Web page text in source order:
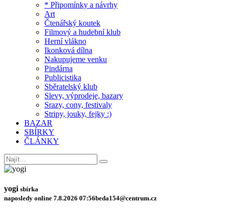
* Připomínky a návrhy
Art
Čtenářský koutek
Filmový a hudební klub
Herní vlákno
Ikonková dílna
Nakupujeme venku
Pindárna
Publicistika
Sběratelský klub
Slevy, výprodeje, bazary
Srazy, cony, festivaly
Stripy, jouky, fejky :)
BAZAR
SBÍRKY
ČLÁNKY
yogi sbírka
naposledy online 7.8.2026 07:56beda154@centrum.cz